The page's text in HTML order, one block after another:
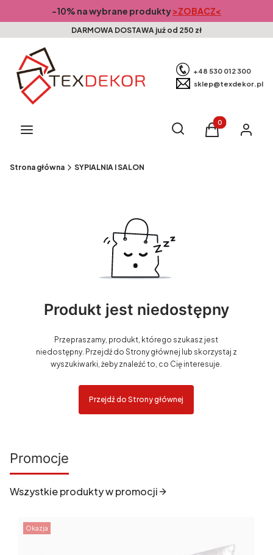
-10% na wybrane produkty>ZOBACZ<
DARMOWA DOSTAWA już od 250 zł
+48 530 012 300
sklep@texdekor.pl
Menu Otwórz wyszukiwarkę
Szukaj Produkty w
Koszyk Zaloguj
Strona główna SYPIALNIA I SALON
Produkt jest niedostępny
Przepraszamy, produkt, którego szukasz jest
niedostępny. Przejdź do Strony głównej lub skorzystaj z
wyszukiwarki, żeby znaleźć to, co Cię interesuje.
Przejdź do Strony głównej
Promocje
Wszystkie produkty w promocji
Okazja